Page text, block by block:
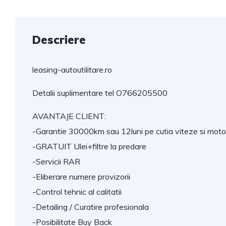
Descriere
leasing-autoutilitare.ro
Detalii suplimentare tel O766205500
AVANTAJE CLIENT:
-Garantie 30000km sau 12luni pe cutia viteze si
-GRATUIT Ulei+filtre la predare
-Servicii RAR
-Eliberare numere provizorii
-Control tehnic al calitatii
-Detailing / Curatire profesionala
-Posibilitate Buy Back